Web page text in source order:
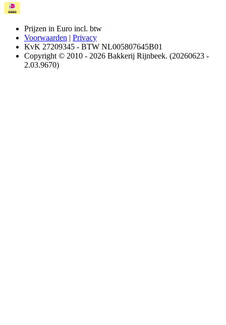
Prijzen in Euro incl. btw
Voorwaarden | Privacy
KvK 27209345 - BTW NL005807645B01
Copyright © 2010 - 2026 Bakkerij Rijnbeek. (20260623 -
2.03.9670)